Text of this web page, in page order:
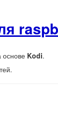
основе Kodi.